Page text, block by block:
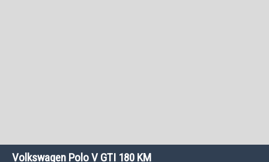
Volkswagen Polo V GTI 180 KM